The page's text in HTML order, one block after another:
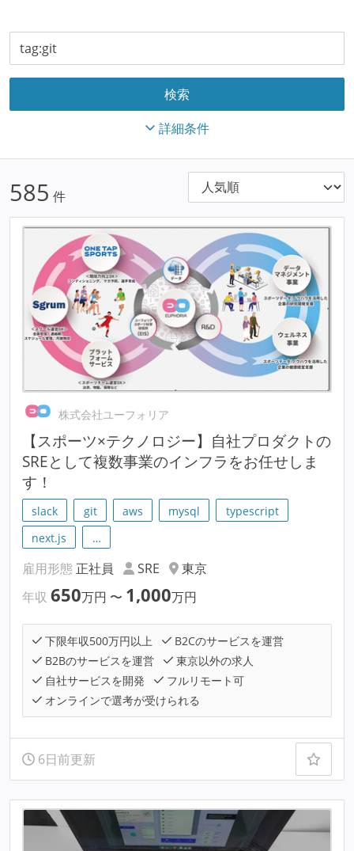
詳細条件
585 件
株式会社ユーフォリア
【スポーツ×テクノロジー】自社プロダクトの
SREとして複数事業のインフラをお任せしま
す！
slack git aws mysql
typescript
next.js
…
雇用形態 正社員 SRE
東京
年収 650万円 〜 1,000万円
下限年収500万円以上
B2Cのサービスを運営
B2Bのサービスを運営
東京以外の求人
自社サービスを開発
フルリモート可
オンラインで選考が受けられる
6日前更新